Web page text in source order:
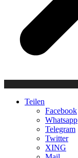
Teilen
Facebook
Whatsapp
Telegram
Twitter
XING